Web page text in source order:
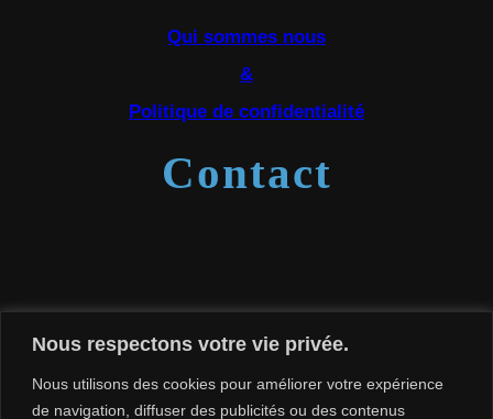
Nous respectons votre vie privée.
Nous utilisons des cookies pour améliorer votre expérience
de navigation, diffuser des publicités ou des contenus
Qui sommes nous
&
Politique de confidentialité
Contact
contact.dimashfrance@gmail.com